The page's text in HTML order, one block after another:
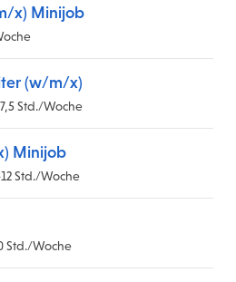
x) Minijob
(w/m/x)
Std./Woche
Minijob
Std./Woche
Std./Woche